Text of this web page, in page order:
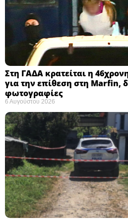
Στη ΓΑΔΑ κρατείται η
για την επίθεση στη Marfin,
φωτογραφίες
6 Αυγούστου 2026